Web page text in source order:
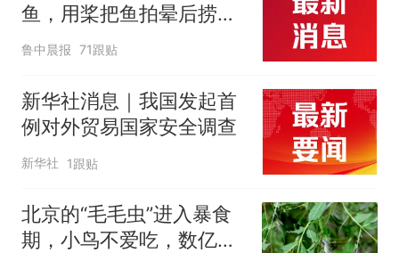
鱼，用桨把鱼拍晕后捞
起；当事人：鱼重7斤6
味道很好
鲁中晨报 71跟贴
新华社消息｜我国发起首
例对外贸易国家安全调查
新华社 1跟贴
北京的“毛毛虫”进入暴食
期，小鸟不爱吃，数亿头